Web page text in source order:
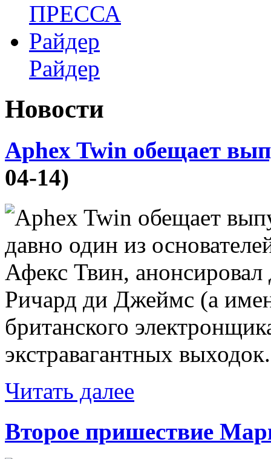
ПРЕССА
Райдер
Райдер
Новости
Aphex Twin обещает
04-14)
давно один из
Афекс Твин,
Ричард ди Джеймс (а
британского
экстравагантных
Читать далее
Второе пришествие